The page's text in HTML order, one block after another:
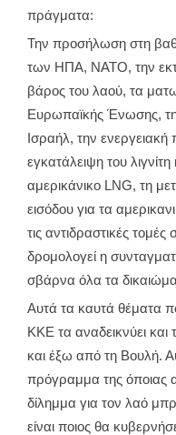
πράγματα:
Την προσήλωση στη
των ΗΠΑ, ΝΑΤΟ, την
βάρος του λαού, τα
Ευρωπαϊκής Ένωσης,
Ισραήλ, την ενεργειακή
εγκατάλειψη του
αμερικάνικο LNG, τη
εισόδου για τα
τις αντιδραστικές
δρομολογεί η
σβάρνα όλα τα
Αυτά τα καυτά θέματα
ΚΚΕ τα αναδεικνύει και
και έξω από τη Βουλή.
πρόγραμμα της όποιας
δίλημμα για τον λαό
είναι ποιος θα